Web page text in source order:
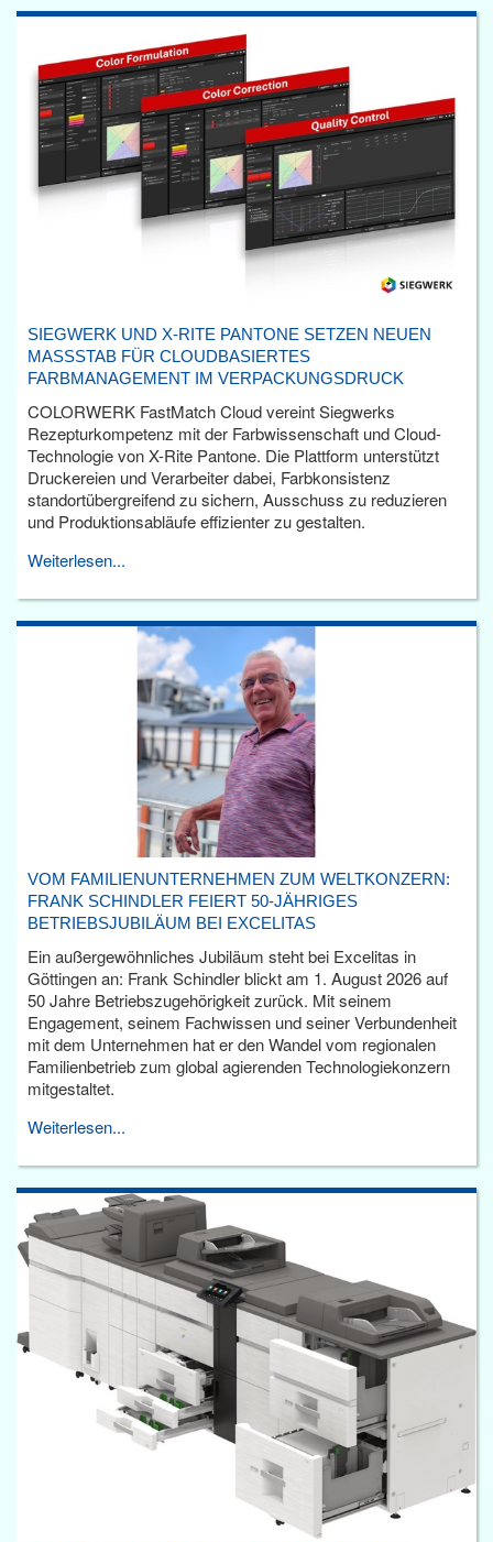
SIEGWERK UND X-RITE PANTONE SETZEN NEUEN
MASSSTAB FÜR CLOUDBASIERTES F
ARBMANAGEMENT IM VERPACKUNGSDRUCK
COLORWERK FastMatch Cloud vereint Siegwerks
Rezepturkompetenz mit der Farbwissenschaft und Cloud-
Technologie von X-Rite Pantone. Die Plattform unterstützt
Druckereien und Verarbeiter dabei, Farbkonsistenz
standortübergreifend zu sichern, Ausschuss zu reduzieren
und Produktionsabläufe effizienter zu gestalten.
Weiterlesen...
VOM FAMILIENUNTERNEHMEN ZUM WELTKONZERN:
FRANK SCHINDLER FEIERT 50-JÄHRIGES
BETRIEBSJUBILÄUM BEI EXCELITAS
Ein außergewöhnliches Jubiläum steht bei Excelitas in
Göttingen an: Frank Schindler blickt am 1. August 2026 auf
50 Jahre Betriebszugehörigkeit zurück. Mit seinem
Engagement, seinem Fachwissen und seiner Verbundenheit
mit dem Unternehmen hat er den Wandel vom regionalen
Familienbetrieb zum global agierenden Technologiekonzern
mitgestaltet.
Weiterlesen...